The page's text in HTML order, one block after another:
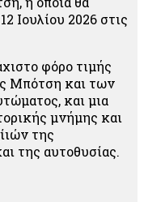
Ιουλίου 2026 στις
φόρο τιμής
Μπότση και των
και μια
μνήμης και
της
της αυτοθυσίας.